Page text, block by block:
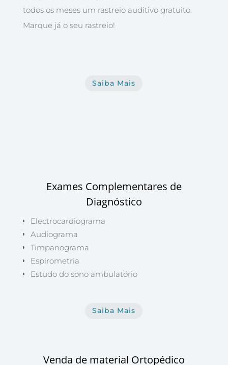
todos os meses um rastreio auditivo gratuito.
Marque já o seu rastreio!
Saiba Mais
Exames Complementares de
Diagnóstico
Electrocardiograma
Audiograma
Timpanograma
Espirometria
Estudo do sono ambulatório
Saiba Mais
Venda de material Ortopédico